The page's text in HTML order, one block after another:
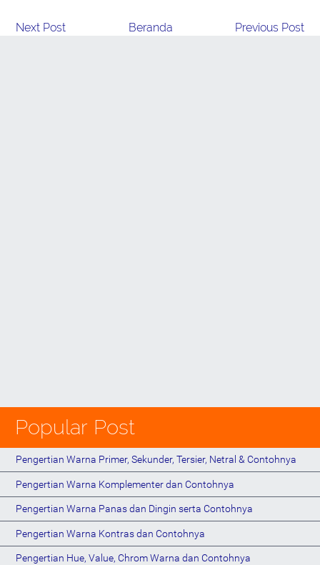
Next Post Previous Post
Beranda
Popular Post
Pengertian Warna Primer, Sekunder, Tersier, Netral & Contohnya
Pengertian Warna Komplementer dan Contohnya
Pengertian Warna Panas dan Dingin serta Contohnya
Pengertian Warna Kontras dan Contohnya
Pengertian Hue, Value, Chrom Warna dan Contohnya